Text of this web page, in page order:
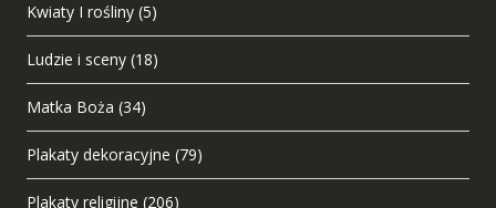
Kwiaty I rośliny (5)
Ludzie i sceny (18)
Matka Boża (34)
Plakaty dekoracyjne (79)
Plakaty religijne (206)